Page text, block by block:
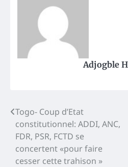
Adjogble
Post
navigation
Togo- Coup d’Etat
constitutionnel: ADDI, ANC,
FDR, PSR, FCTD se
concertent «pour faire
cesser cette trahison »